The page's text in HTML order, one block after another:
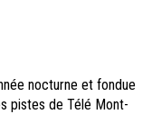
nocturne et fondue
pistes de Télé Mont-